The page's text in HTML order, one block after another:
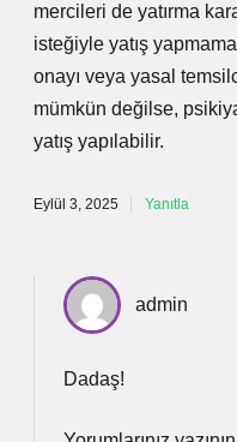
mercileri de yatırma
isteğiyle yatış
onayı veya yasal
mümkün değilse,
yatış yapılabilir.
Eylül 3, 2025 Yanıtla
admin
Dadaş!